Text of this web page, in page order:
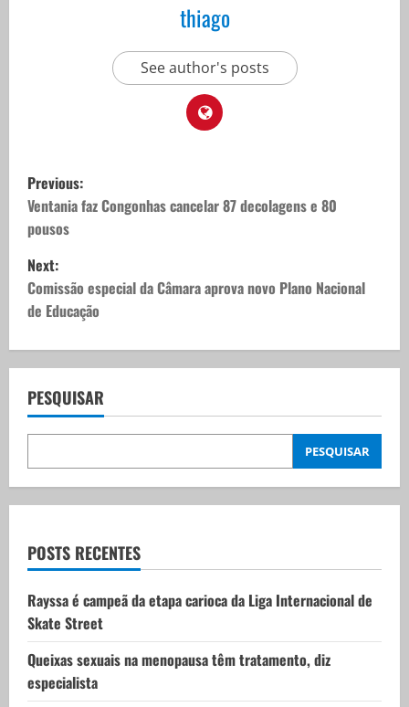
thiago
See author's posts
P
o
s
t
n
a
v
i
g
t
i
o
n
Previous:
Ventania faz Congonhas cancelar 87 decolagens e 80
pousos
Next:
Comissão especial da Câmara aprova novo Plano Nacional
de Educação
PESQUISAR
PESQUISAR
POSTS RECENTES
Rayssa é campeã da etapa carioca da Liga Internacional de
Skate Street
Queixas sexuais na menopausa têm tratamento, diz
especialista